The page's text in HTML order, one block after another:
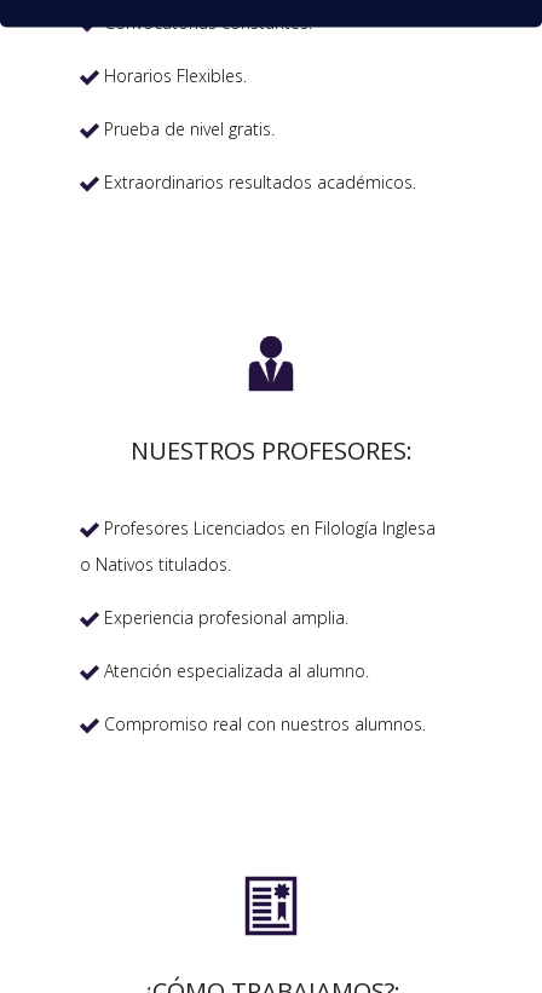
Convocatorias constantes.
 Horarios Flexibles.
 Prueba de nivel gratis.
 Extraordinarios resultados académicos.

NUESTROS PROFESORES:
 Profesores Licenciados en Filología Inglesa
o Nativos titulados.
 Experiencia profesional amplia.
 Atención especializada al alumno.
 Compromiso real con nuestros alumnos.
